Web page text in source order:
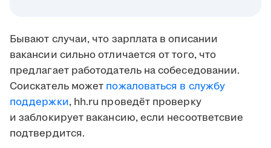
Бывают случаи, что зарплата в описании
вакансии сильно отличается от того, что
предлагает работодатель на собеседовании.
Соискатель может пожаловаться в службу
поддержки, hh.ru проведёт проверку
и заблокирует вакансию, если несоответсвие
подтвердится.